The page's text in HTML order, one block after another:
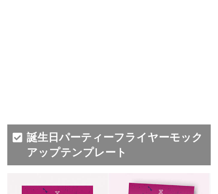
誕生日パーティーフライヤーモック
アップテンプレート